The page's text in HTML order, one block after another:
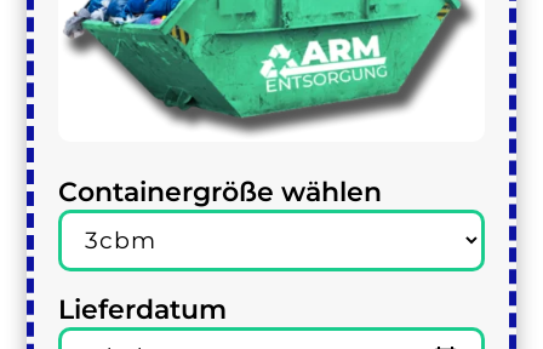
Containergröße wählen
Lieferdatum